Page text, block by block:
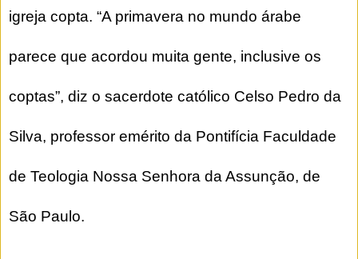
igreja copta. “A primavera no mundo árabe
parece que acordou muita gente, inclusive os
coptas”, diz o sacerdote católico Celso Pedro da
Silva, professor emérito da Pontifícia Faculdade
de Teologia Nossa Senhora da Assunção, de
São Paulo.